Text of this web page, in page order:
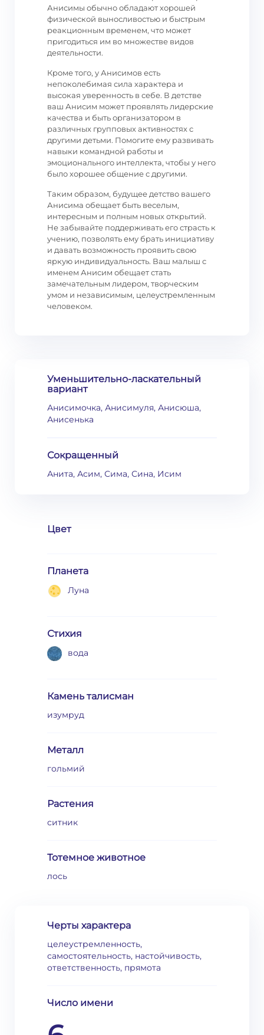
Анисимы обычно обладают хорошей
физической выносливостью и быстрым
реакционным временем, что может
пригодиться им во множестве видов
деятельности.
Кроме того, у Анисимов есть
непоколебимая сила характера и
высокая уверенность в себе. В детстве
ваш Анисим может проявлять лидерские
качества и быть организатором в
различных групповых активностях с
другими детьми. Помогите ему развивать
навыки командной работы и
эмоционального интеллекта, чтобы у него
было хорошее общение с другими.
Таким образом, будущее детство вашего
Анисима обещает быть веселым,
интересным и полным новых открытий.
Не забывайте поддерживать его страсть к
учению, позволять ему брать инициативу
и давать возможность проявить свою
яркую индивидуальность. Ваш малыш с
именем Анисим обещает стать
замечательным лидером, творческим
умом и независимым, целеустремленным
человеком.
Уменьшительно-ласкательный
вариант
Анисимочка, Анисимуля, Анисюша,
Анисенька
Сокращенный
Анита, Асим, Сима, Сина, Исим
Цвет
Планета
Луна
Стихия
вода
Камень талисман
изумруд
Металл
гольмий
Растения
ситник
Тотемное животное
лось
Черты характера
целеустремленность,
самостоятельность, настойчивость,
ответственность, прямота
Число имени